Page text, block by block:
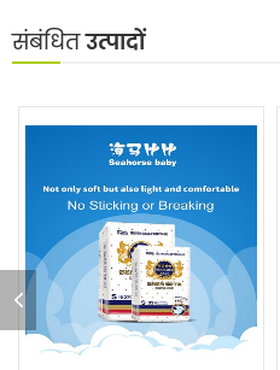
संबंधितउत्पादों